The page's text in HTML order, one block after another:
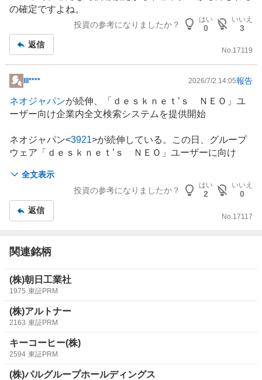
板
事
の確定ですよね。
投資の参考になりましたか？
はい
0
いいえ
3
返信
No.17119
掲
示
板
事
​lll**** 2026/7/2 14:05報告
全文表示
ネオジャパンが続伸、「ｄｅｓｋｎｅｔ’ｓ ＮＥＯ」ユ
ーザー向け企業内全文検索システムを提供開始
ネオジャパン<3921>が続伸している。この日、グループ
ウェア「ｄｅｓｋｎｅｔ’ｓ ＮＥＯ」ユーザーに向け
ｎ ＥＳ ｆｏｒ ｄｅｓｋｎｅｔ’ｓ」の提供を開始し
たと発表しており、好材料視されている。
「Ｎｅｕｒｏｎ ＥＳ ｆｏｒ ｄｅｓｋｎｅｔ’ｓ」
は、ブレインズテクノロジー<4075>との業務提携により
ｕｒｏｎ ＥＳ」の「ｄｅｓｋｎｅｔ’ｓ ＮＥＯ」ユー
ザー向けモデル。オンプレミス環境に構築された「ｄｅｓ
ｋｎｅｔ’ｓ ＮＥＯ」に保管された文書に加えて、社内
のファイルサーバーやＤｒｏｐｂｏｘ、Ｇｏｏｇｌｅ ド
ライブなどのクラウド
タベースなどに散在する膨大なデータのなかから必要な資
料や情報を高速かつ高精度に見つけることができ、誰もが
「検索すればすぐに必要な情報を見つけられる」
ぐに構築できるとしている。
投資の参考になりましたか？
はい
2
いいえ
0
返信
No. 17117
関連銘柄
(株)朝日工業社
1975 東証PRM
(株)アルトナー
2163 東証PRM
キーコーヒー(株)
2594 東証PRM
(株)パルグループホールディングス